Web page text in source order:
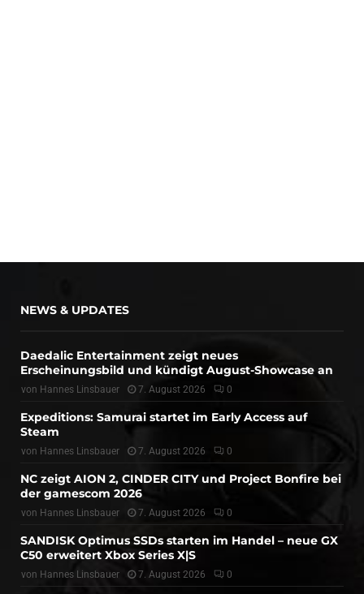
NEWS & UPDATES
Daedalic Entertainment zeigt neues
Erscheinungsbild und kündigt August-Showcase an
von Hannes Linsbauer 7. August 2026 0
Expeditions: Samurai startet im Early Access auf
Steam
von Hannes Linsbauer 7. August 2026 0
NC zeigt AION 2, CINDER CITY und Project Bonfire bei
der gamescom 2026
von Hannes Linsbauer 7. August 2026 0
SANDISK Optimus SSDs starten im Handel – neue GX
C50 erweitert Xbox Series X|S
von Hannes Linsbauer 7. August 2026 0